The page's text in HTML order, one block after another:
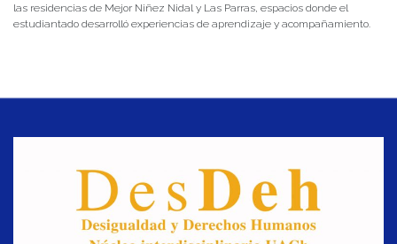
las residencias de Mejor Niñez Nidal y Las Parras, espacios donde el
estudiantado desarrolló experiencias de aprendizaje y acompañamiento.